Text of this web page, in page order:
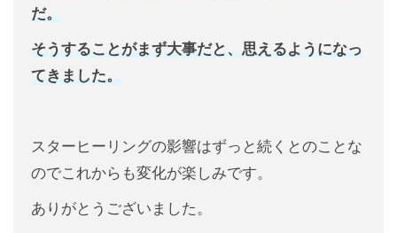
だ。
そうすることがまず大事だと、思えるようになっ
てきました。
スターヒーリングの影響はずっと続くとのことな
のでこれからも変化が楽しみです。
ありがとうございました。